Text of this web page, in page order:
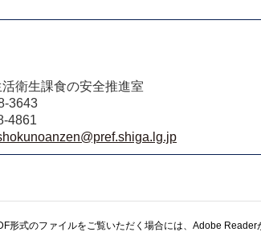
衛生課食の安全推進室
3643
4861
形式のファイルをご覧いただく場合には、Adobe Reader